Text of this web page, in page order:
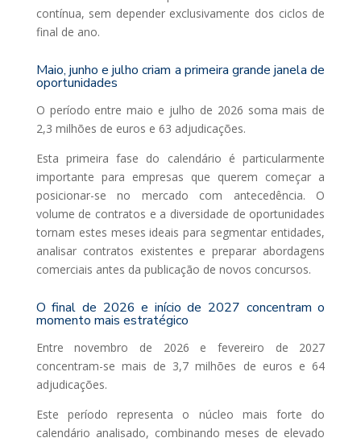
contínua, sem depender exclusivamente dos ciclos de
final de ano.
Maio, junho e julho criam a primeira grande janela de
oportunidades
O período entre maio e julho de 2026 soma mais de
2,3 milhões de euros e 63 adjudicações.
Esta primeira fase do calendário é particularmente
importante para empresas que querem começar a
posicionar-se no mercado com antecedência. O
volume de contratos e a diversidade de oportunidades
tornam estes meses ideais para segmentar entidades,
analisar contratos existentes e preparar abordagens
comerciais antes da publicação de novos concursos.
O final de 2026 e início de 2027 concentram o
momento mais estratégico
Entre novembro de 2026 e fevereiro de 2027
concentram-se mais de 3,7 milhões de euros e 64
adjudicações.
Este período representa o núcleo mais forte do
calendário analisado, combinando meses de elevado